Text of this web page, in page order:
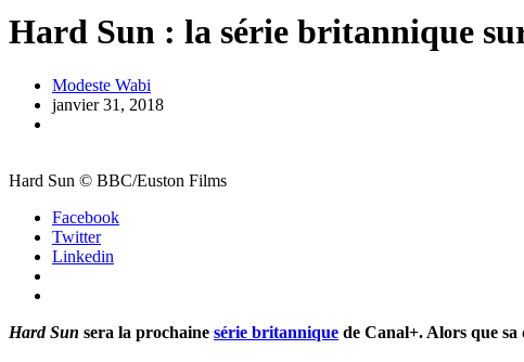
Hard Sun : la série britannique
Modeste Wabi
janvier 31, 2018
Hard Sun © BBC/Euston Films
Facebook
Twitter
Linkedin
Hard Sun sera la prochaine série britannique de Canal+. Alors que